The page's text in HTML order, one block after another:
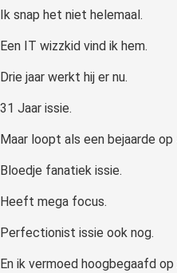
Ik snap het niet helemaal.
Een IT wizzkid vind ik hem.
Drie jaar werkt hij er nu.
31 Jaar issie.
Maar loopt als een bejaarde
Bloedje fanatiek issie.
Heeft mega focus.
Perfectionist issie ook nog.
En ik vermoed hoogbegaafd op